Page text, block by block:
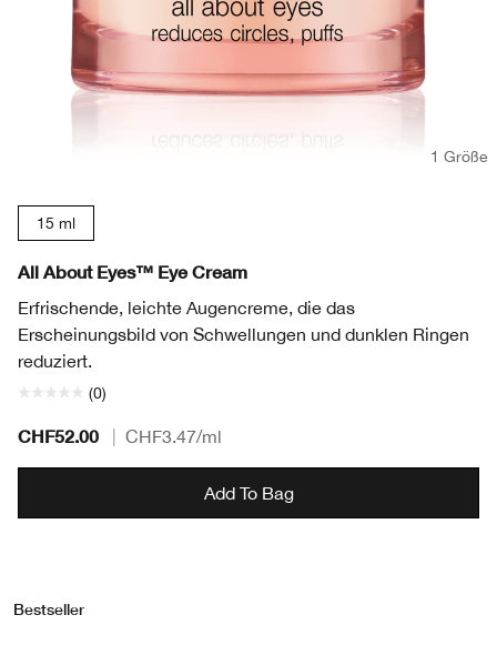
1 Größe
15 ml
All About Eyes™ Eye Cream
Erfrischende, leichte Augencreme, die das
Erscheinungsbild von Schwellungen und dunklen Ringen
reduziert.
(0)
CHF52.00 CHF3.47/ml
Add To Bag
Bestseller